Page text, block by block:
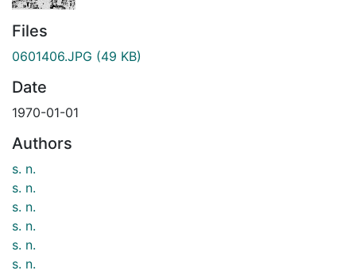
Files
0601406.JPG (49 KB)
Date
1970-01-01
Authors
s. n.
s. n.
s. n.
s. n.
s. n.
s. n.